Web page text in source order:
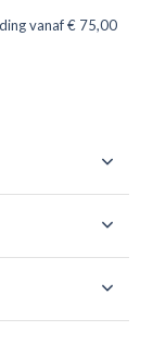
vanaf € 75,00